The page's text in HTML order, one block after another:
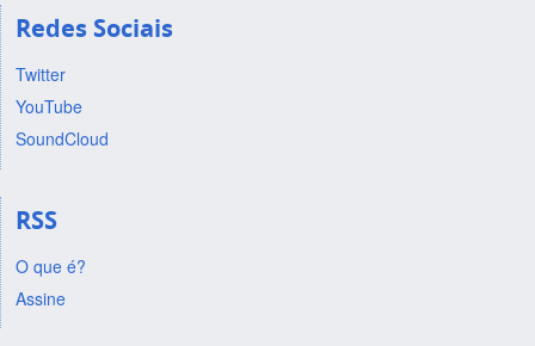
Redes Sociais
Twitter
YouTube
SoundCloud
RSS
O que é?
Assine